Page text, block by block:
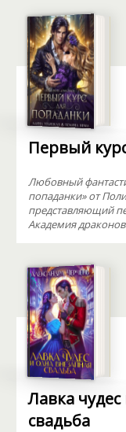
Первый
Любовный
попаданки» от
представляющий
Академия
Лавка
свадьба